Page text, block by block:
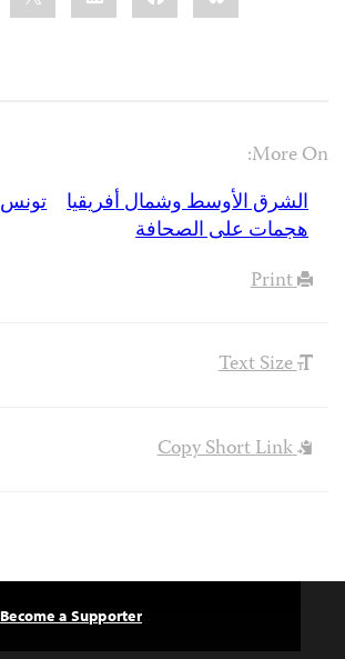
More On:
الشرق الأوسط وشمال أفريقيا
تونس
هجمات على الصحافة
Print
Text Size
Copy Short Link
Become a Supporter